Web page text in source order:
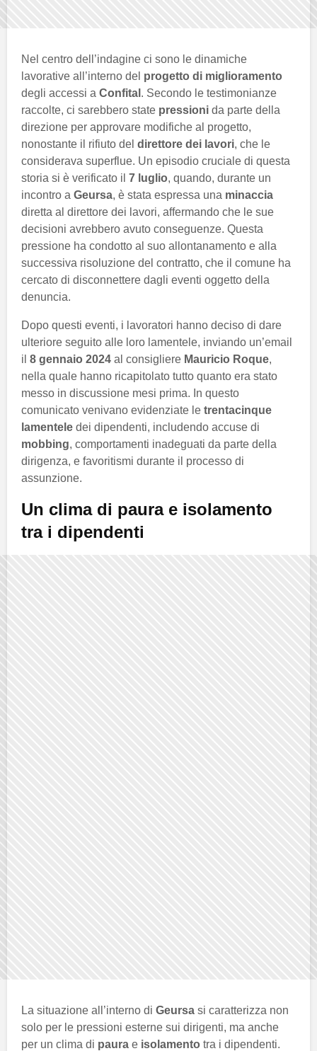
Nel centro dell’indagine ci sono le dinamiche
lavorative all’interno del progetto di miglioramento
degli accessi a Confital . Secondo le testimonianze
raccolte, ci sarebbero state pressioni da parte della
direzione per approvare modifiche al progetto,
nonostante il rifiuto del direttore dei lavori, che le
considerava superflue. Un episodio cruciale di questa
storia si è verificato il 7 luglio, quando, durante un
incontro a Geursa, è stata espressa una minaccia
diretta al direttore dei lavori, affermando che le sue
decisioni avrebbero avuto conseguenze. Questa
pressione ha condotto al suo allontanamento e alla
successiva risoluzione del contratto, che il comune ha
cercato di disconnettere dagli eventi oggetto della
denuncia.
Dopo questi eventi, i lavoratori hanno deciso di dare
ulteriore seguito alle loro lamentele, inviando un’email
il 8 gennaio 2024 al consigliere Mauricio Roque,
nella quale hanno ricapitolato tutto quanto era stato
messo in discussione mesi prima. In questo
comunicato venivano evidenziate le trentacinque
lamentele dei dipendenti, includendo accuse di
mobbing, comportamenti inadeguati da parte della
dirigenza, e favoritismi durante il processo di
assunzione.
Un clima di paura e isolamento
tra i dipendenti
La situazione all’interno di Geursa si caratterizza non
solo per le pressioni esterne sui dirigenti, ma anche
per un clima di paura e isolamento tra i dipendenti.